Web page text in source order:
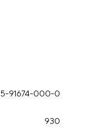
91674-000-0
930